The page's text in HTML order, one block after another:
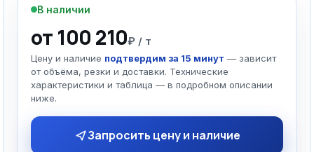
В наличии
от 100 210₽ / т
Цену и наличие подтвердим за 15 минут — зависит
от объёма, резки и доставки. Технические
характеристики и таблица — в подробном описании
ниже.
Запросить цену и наличие